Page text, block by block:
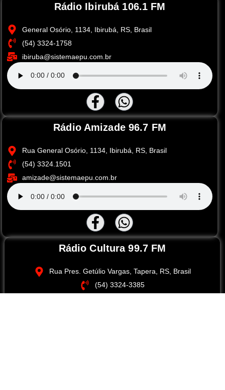
Rádio Ibirubá 106.1 FM
General Osório, 1134, Ibirubá, RS, Brasil
(54) 3324-1758
ibiruba@sistemaepu.com.br
Rádio Amizade 96.7 FM
Rua General Osório, 1134, Ibirubá, RS, Brasil
(54) 3324.1501
amizade@sistemaepu.com.br
Rádio Cultura 99.7 FM
Rua Pres. Getúlio Vargas, Tapera, RS, Brasil
(54) 3324-3385